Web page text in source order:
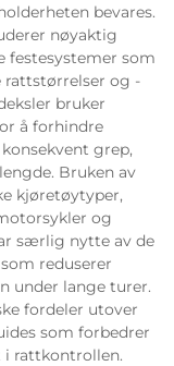
bevares.
nøyaktig
festesystemer som
rattstørrelser og -
bruker
å forhindre
grep,
Bruken av
kjøretøytyper,
og
særlig nytte av de
reduserer
under lange turer.
fordeler utover
som forbedrer
i rattkontrollen.